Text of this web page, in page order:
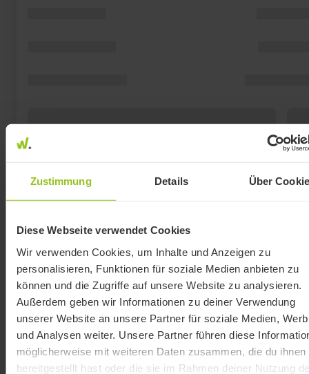
Zustimmung Details Über
Diese Webseite verwendet Cookies
Wir verwenden Cookies, um Inhalte und Anzeigen zu
personalisieren, Funktionen für soziale Medien anbieten zu
können und die Zugriffe auf unsere Website zu analysieren.
Außerdem geben wir Informationen zu deiner Verwendung
unserer Website an unsere Partner für soziale Medien,
und Analysen weiter. Unsere Partner führen diese
möglicherweise mit weiteren Daten zusammen, die du ihnen
bereitgestellt hast oder die sie im Rahmen deiner Nutzung